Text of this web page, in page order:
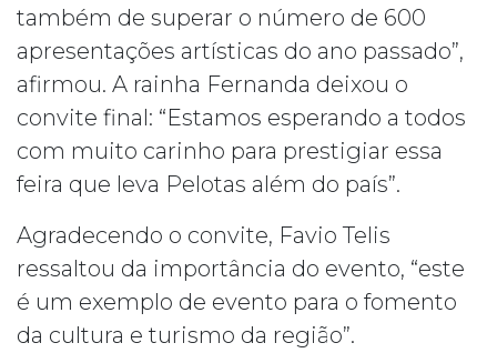
também de superar o número de 600
apresentações artísticas do ano passado”,
afirmou. A rainha Fernanda deixou o
convite final: “Estamos esperando a todos
com muito carinho para prestigiar essa
feira que leva Pelotas além do país”.
Agradecendo o convite, Favio Telis
ressaltou da importância do evento, “este
é um exemplo de evento para o fomento
da cultura e turismo da região”.